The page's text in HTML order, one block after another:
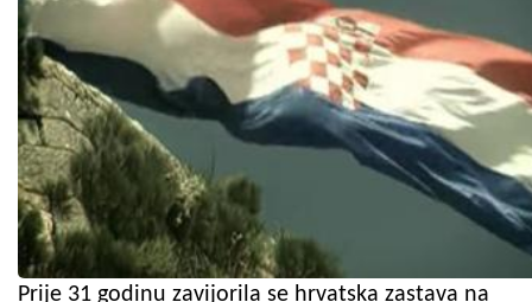
Prije 31 godinu zavijorila se hrvatska zastava na